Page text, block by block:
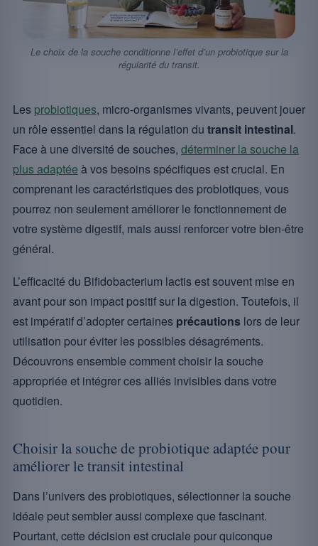
Le choix de la souche conditionne l’effet d’un probiotique sur la
régularité du transit.
Les probiotiques, micro-organismes vivants, peuvent jouer
un rôle essentiel dans la régulation du transit intestinal.
Face à une diversité de souches, déterminer la souche la
plus adaptée à vos besoins spécifiques est crucial. En
comprenant les caractéristiques des probiotiques, vous
pourrez non seulement améliorer le fonctionnement de
votre système digestif, mais aussi renforcer votre bien-être
général.
L’efficacité du Bifidobacterium lactis est souvent mise en
avant pour son impact positif sur la digestion. Toutefois, il
est impératif d’adopter certaines précautions lors de leur
utilisation pour éviter les possibles désagréments.
Découvrons ensemble comment choisir la souche
appropriée et intégrer ces alliés invisibles dans votre
quotidien.
Choisir la souche de probiotique adaptée pour
améliorer le transit intestinal
Dans l’univers des probiotiques, sélectionner la souche
idéale peut sembler aussi complexe que fascinant.
Pourtant, cette décision est cruciale pour quiconque